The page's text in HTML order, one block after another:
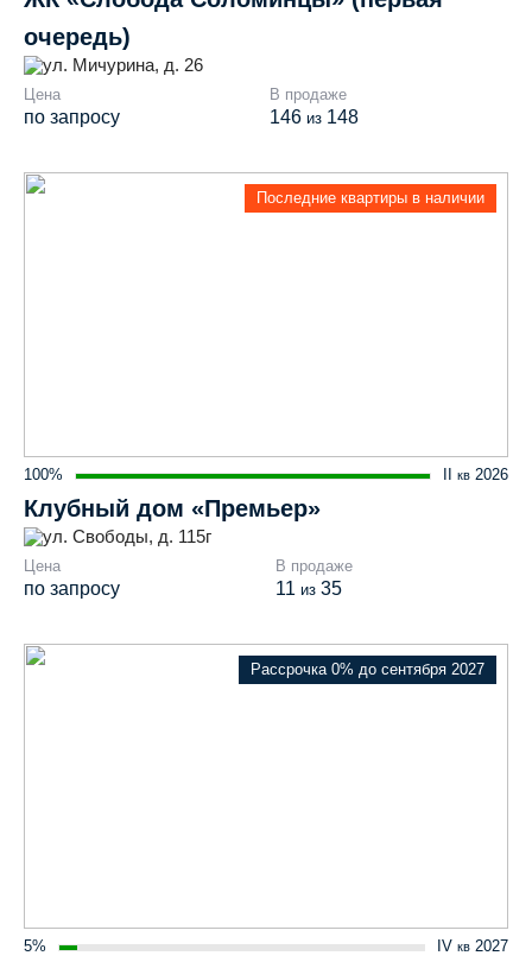
очередь)
ул. Мичурина, д. 26
Цена
по запросу
В продаже
146 из 148
Последние квартиры в наличии
100% II кв 2026
Клубный дом «Премьер»
ул. Свободы, д. 115г
Цена
по запросу
В продаже
11 из 35
Рассрочка 0% до сентября 2027
5% IV кв 2027